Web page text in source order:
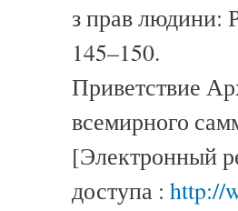
з прав людини:
145–150.
Приветствие
всемирного
[Электронный
доступа : http://